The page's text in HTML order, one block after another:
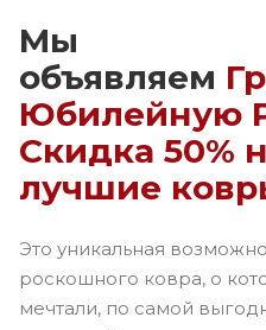
Мы
объявляем
Юбилейную
Скидка 50%
лучшие
Это уникальная
роскошного ковра, о
мечтали, по самой